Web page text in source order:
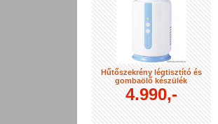
Hűtőszekrény légtisztító és
gombaölő készülék
4.990,-